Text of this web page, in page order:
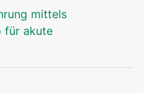
mittels
für akute